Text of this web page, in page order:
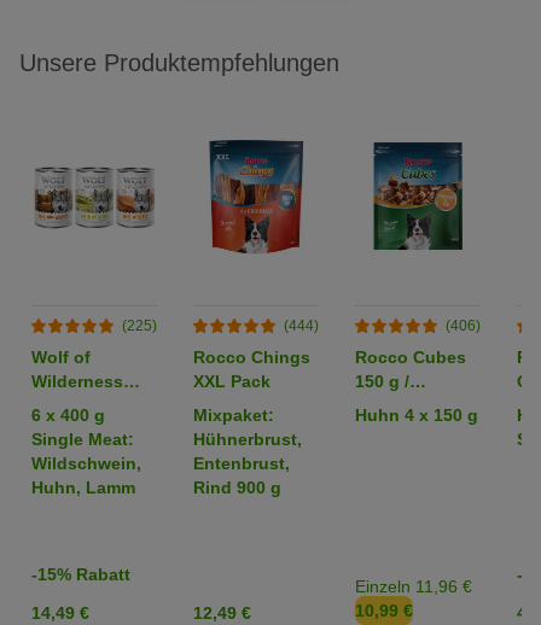
Unsere Produktempfehlungen
(225)
Wolf of
Wilderness
Adult -
Mixpaket
6 x 400 g
Single Meat:
Wildschwein,
Huhn, Lamm
-15% Rabatt
14,49 €
(444)
Rocco Chings
XXL Pack
Mixpaket:
Hühnerbrust,
Entenbrust,
Rind 900 g
12,49 €
(406)
Rocco Cubes
150 g /
Sparpaket %
Huhn 4 x 150 g
Einzeln 11,96 €
10,99 €
-